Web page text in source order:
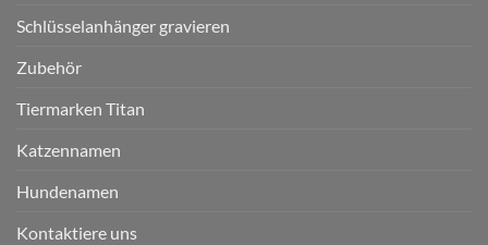
Schlüsselanhänger gravieren
Zubehör
Tiermarken Titan
Katzennamen
Hundenamen
Kontaktiere uns